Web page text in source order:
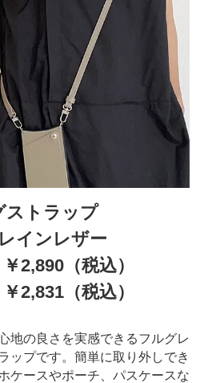
ストラップ
インレザー
2,890（税込）
2,831（税込）
地の良さを実感できるフルグレ
ップです。簡単に取り外しでき
ケースやポーチ、パスケースな